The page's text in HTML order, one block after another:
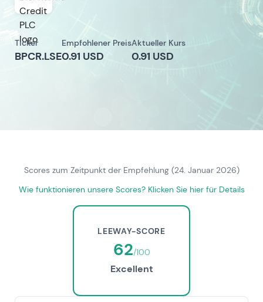
Ticker
BPCR.LSE
Empfohlener Preis
0.91 USD
Aktueller Kurs
0.91 USD
Scores zum Zeitpunkt der Empfehlung (24. Januar 2026)
Wie funktionieren unsere Scores? Klicken Sie hier für Details
LEEWAY-SCORE
62/100
Excellent